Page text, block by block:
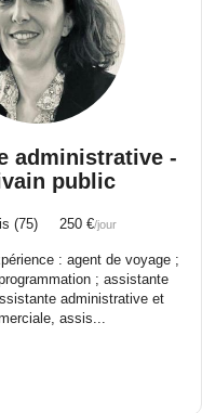
administrative -
public
(75) 250 €/jour
: agent de voyage ;
; assistante
administrative et
assis...